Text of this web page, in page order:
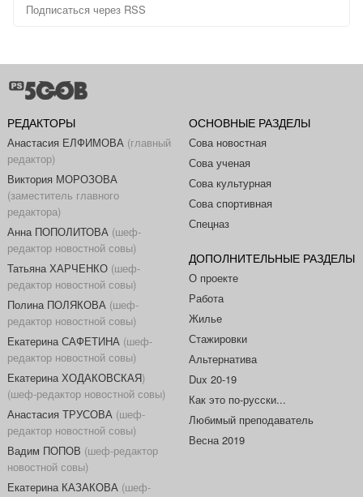
Подписаться через RSS
РЕДАКТОРЫ
Анастасия ЕЛФИМОВА (главный
редактор)
Виктория МОРОЗОВА
(заместитель главного
редактора)
Анна ПОПОЛИТОВА (шеф-
редактор новостной совы)
Татьяна ХАРЧЕНКО(шеф-
редактор новостной совы)
Полина ПОЛЯКОВА (шеф-
редактор новостной совы)
Екатерина САФЕТИНА (шеф-
редактор новостной совы)
Екатерина ХОДАКОВСКАЯ)
(шеф-редактор новостной совы)
Анастасия ТРУСОВА (шеф-
редактор новостной совы)
Вадим ПОПОВ (шеф-редактор
новостной совы)
Екатерина КАЗАКОВА (шеф-
ОСНОВНЫЕ РАЗДЕЛЫ
Сова новостная
Сова ученая
Сова культурная
Сова спортивная
Спецназ
ДОПОЛНИТЕЛЬНЫЕ РАЗДЕЛЫ
О проекте
Работа
Жилье
Стажировки
Альтернатива
Dux 20-19
Как это по-русски...
Любимый преподаватель
Весна 2019